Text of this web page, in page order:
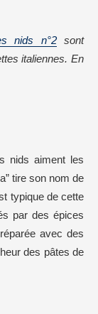
nids n°2sont
italiennes. En
nids aiment les
tire son nom de
typique de cette
par des épices
avec des
des pâtes de